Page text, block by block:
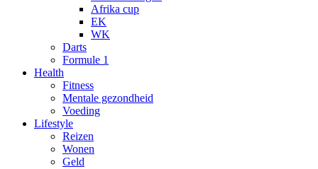
Afrika cup
EK
WK
Darts
Formule 1
Health
Fitness
Mentale gezondheid
Voeding
Lifestyle
Reizen
Wonen
Geld